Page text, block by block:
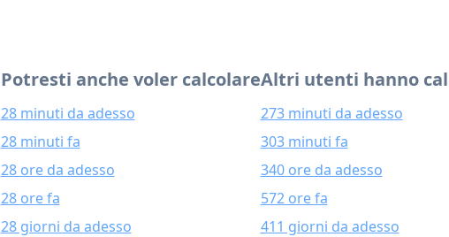
Potresti anche voler calcolare
28 minuti da adesso
28 minuti fa
28 ore da adesso
28 ore fa
28 giorni da adesso
Altri utenti hanno
273 minuti da adesso
303 minuti fa
340 ore da adesso
572 ore fa
411 giorni da adesso